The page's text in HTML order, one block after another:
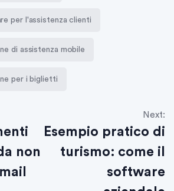
per l'assistenza clienti
di assistenza mobile
per i biglietti
non
Next:
Esempio pratico di
turismo: come il
software